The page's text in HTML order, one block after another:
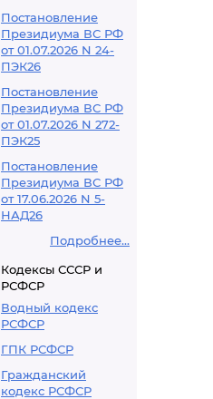
Постановление
Президиума ВС РФ
от 01.07.2026 N 24-
ПЭК26
Постановление
Президиума ВС РФ
от 01.07.2026 N 272-
ПЭК25
Постановление
Президиума ВС РФ
от 17.06.2026 N 5-
НАД26
Подробнее...
Кодексы СССР и
РСФСР
Водный кодекс
РСФСР
ГПК РСФСР
Гражданский
кодекс РСФСР